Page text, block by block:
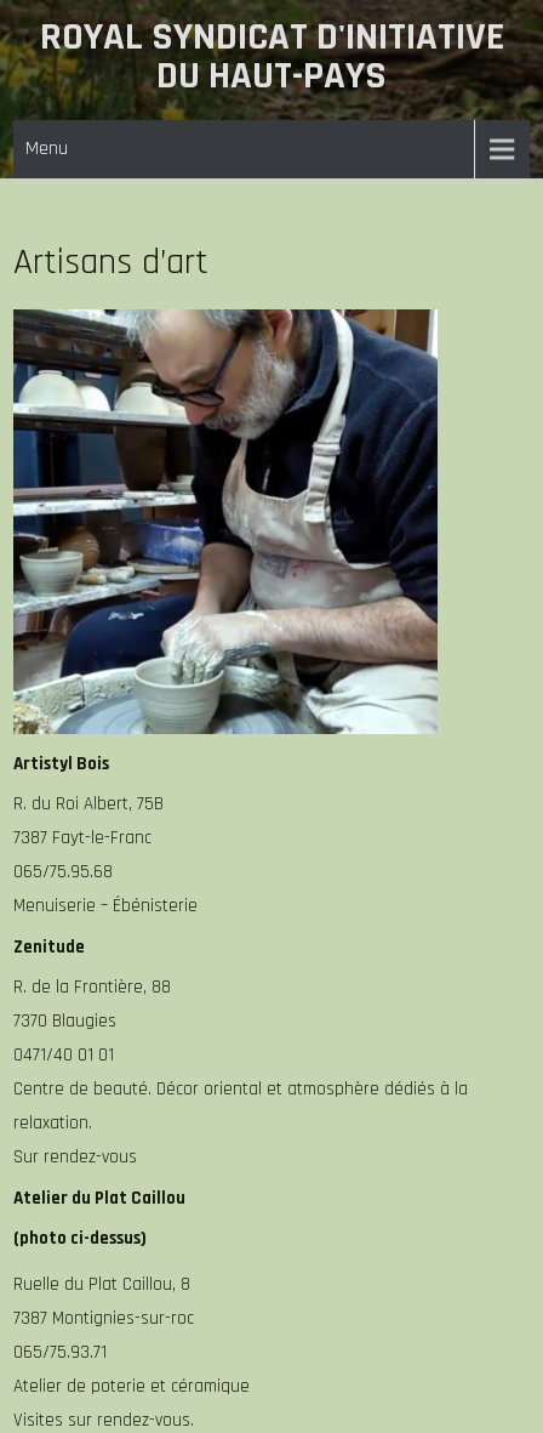
Skip
to
content
ROYAL SYNDICAT D'INITIATIVE
DU HAUT-PAYS
Menu
Artisans d’art
Artistyl Bois
R. du Roi Albert, 75B
7387 Fayt-le-Franc
065/75.95.68
Menuiserie – Ébénisterie
Zenitude
R. de la Frontière, 88
7370 Blaugies
0471/40 01 01
Centre de beauté. Décor oriental et atmosphère dédiés à la
relaxation.
Sur rendez-vous
Atelier du Plat Caillou
(photo ci-dessus)
Ruelle du Plat Caillou, 8
7387 Montignies-sur-roc
065/75.93.71
Atelier de poterie et céramique
Visites sur rendez-vous.